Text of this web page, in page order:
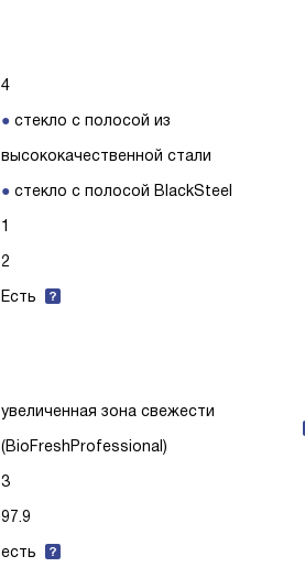
4
стекло с полосой из
высококачественной стали
стекло с полосой BlackSteel
1
2
Есть
увеличенная зона свежести
(BioFreshProfessional)
3
97.9
есть